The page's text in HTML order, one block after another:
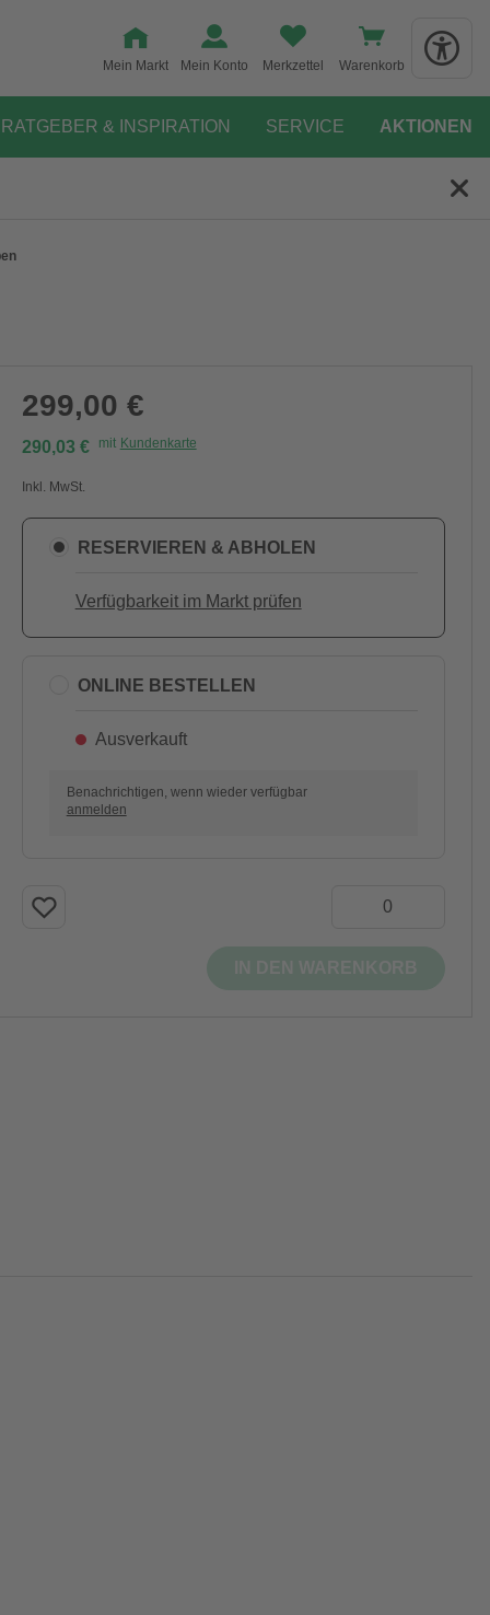
Mein Markt Mein Konto Merkzettel Warenkorb
RATGEBER & INSPIRATION SERVICE AKTIONEN
299,00 €
290,03 € mit Kundenkarte
Inkl. MwSt.
RESERVIEREN & ABHOLEN
Verfügbarkeit im Markt prüfen
ONLINE BESTELLEN
Ausverkauft
Benachrichtigen, wenn wieder verfügbar
anmelden